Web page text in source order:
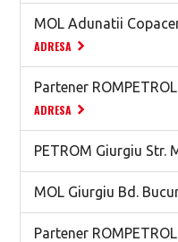
MOL Adunatii
ADRESA
Partener
ADRESA
PETROM Giurgiu Str.
MOL Giurgiu Bd.
Partener